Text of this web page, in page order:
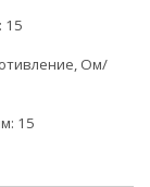
15
Ом/
15